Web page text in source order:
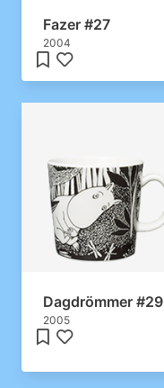
Fazer #27
2004
Dagdrömmer #29
2005